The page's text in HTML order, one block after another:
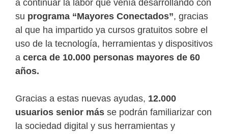
a continuar la labor que venía desarrollando con
su programa “Mayores Conectados”, gracias
al que ha impartido ya cursos gratuitos sobre el
uso de la tecnología, herramientas y dispositivos
a cerca de 10.000 personas mayores de 60
años.
Gracias a estas nuevas ayudas, 12.000
usuarios senior más se podrán familiarizar con
la sociedad digital y sus herramientas y